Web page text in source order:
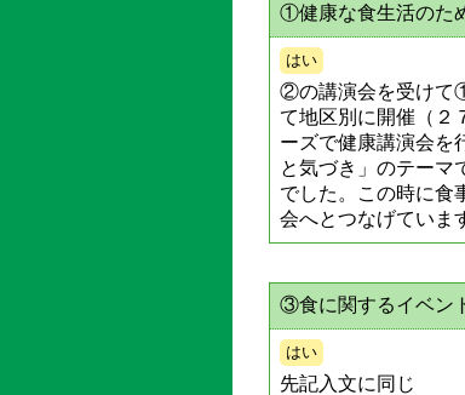
①健康な食生活のた
はい
②の講演会を受けて
て地区別に開催（
ーズで健康講演会を
と気づき」のテーマ
でした。この時に食
会へとつなげていま
③食に関するイベン
はい
先記入文に同じ